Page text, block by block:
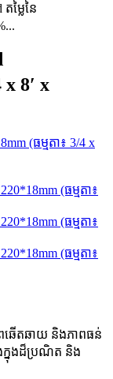
ម្លៃនៃ
8′ x
ពឆើតឆាយ និងភាពធន់
ងក្នុងដ៏ប្រណិត និង